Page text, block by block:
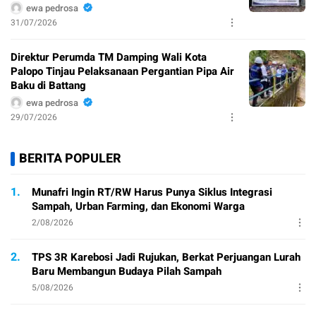
ewa pedrosa
31/07/2026
Direktur Perumda TM Damping Wali Kota
Palopo Tinjau Pelaksanaan Pergantian Pipa Air
Baku di Battang
ewa pedrosa
29/07/2026
BERITA POPULER
1.
Munafri Ingin RT/RW Harus Punya Siklus Integrasi
Sampah, Urban Farming, dan Ekonomi Warga
2/08/2026
2.
TPS 3R Karebosi Jadi Rujukan, Berkat Perjuangan Lurah
Baru Membangun Budaya Pilah Sampah
5/08/2026